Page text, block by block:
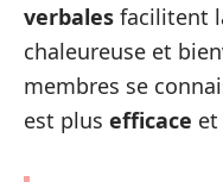
verbales facilitent
chaleureuse et
membres se
est plus efficace